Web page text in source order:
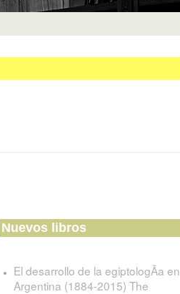
Nuevos libros
El desarrollo de la egiptologÃ­a en
Argentina (1884-2015) The